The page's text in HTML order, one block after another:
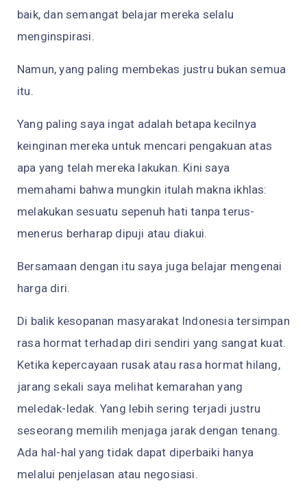
baik, dan semangat belajar mereka selalu
menginspirasi.
Namun, yang paling membekas justru bukan semua
itu.
Yang paling saya ingat adalah betapa kecilnya
keinginan mereka untuk mencari pengakuan atas
apa yang telah mereka lakukan. Kini saya
memahami bahwa mungkin itulah makna ikhlas:
melakukan sesuatu sepenuh hati tanpa terus-
menerus berharap dipuji atau diakui.
Bersamaan dengan itu saya juga belajar mengenai
harga diri.
Di balik kesopanan masyarakat Indonesia tersimpan
rasa hormat terhadap diri sendiri yang sangat kuat.
Ketika kepercayaan rusak atau rasa hormat hilang,
jarang sekali saya melihat kemarahan yang
meledak-ledak. Yang lebih sering terjadi justru
seseorang memilih menjaga jarak dengan tenang.
Ada hal-hal yang tidak dapat diperbaiki hanya
melalui penjelasan atau negosiasi.